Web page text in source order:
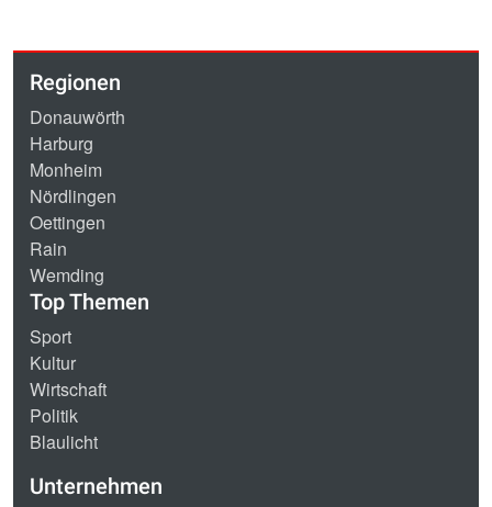
Regionen
Donauwörth
Harburg
Monheim
Nördlingen
Oettingen
Rain
Wemding
Top Themen
Sport
Kultur
Wirtschaft
Politik
Blaulicht
Unternehmen